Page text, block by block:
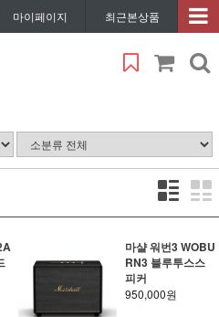
마이페이지 최근본상품
마샬 워번3 WOBU
RN3 블루투스스
피커
950,000원